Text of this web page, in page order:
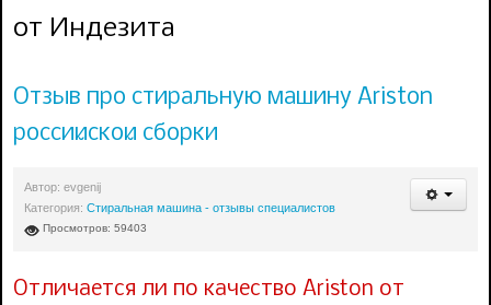
от Индезита
Отзыв про стиральную машину Ariston
российской сборки
Автор: evgenij
Категория: Стиральная машина - отзывы специалистов
Просмотров: 59403
Отличается ли по качество Ariston от